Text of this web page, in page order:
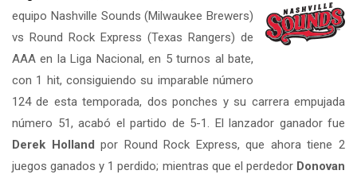
equipo Nashville Sounds (Milwaukee Brewers)
vs Round Rock Express (Texas Rangers) de
AAA en la Liga Nacional, en 5 turnos al bate,
con 1 hit, consiguiendo su imparable número
124 de esta temporada, dos ponches y su carrera empujada
número 51, acabó el partido de 5-1. El lanzador ganador fue
Derek Holland por Round Rock Express, que ahora tiene 2
juegos ganados y 1 perdido; mientras que el perdedor Donovan